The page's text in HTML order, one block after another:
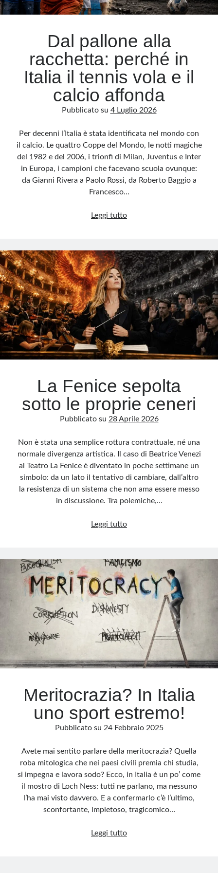
Archivio
Categorie
senza alcuna periodicità. Non può pertanto considerarsi un prodotto editoriale ai
pubblicato dai lettori nei commenti ai vari post. Saranno comunque cancellati quelli
ritenuti offensivi o lesivi dell’immagine o dell’onorabilità di terzi, di genere spam,
razzisti o che contengano dati personali non conformi al rispetto delle norme sulla
privacy. Alcune immagini inserite in questo blog sono tratte da Internet e, pertanto,
considerate di pubblico dominio. Qualora la loro pubblicazione violasse eventuali
diritti d’autore, vi invito a comunicarlo via e-mail a info[at]dinovalle.it e saranno
Accedi
Feed dei contenuti
Feed dei commenti
WordPress.org
Dal pallone alla
racchetta: perché in
Italia il tennis vola e il
calcio affonda
Pubblicato su 4 Luglio 2026
Per decenni l’Italia è stata identificata nel mondo con
il calcio. Le quattro Coppe del Mondo, le notti magiche
del 1982 e del 2006, i trionfi di Milan, Juventus e Inter
in Europa, i campioni che facevano scuola ovunque:
da Gianni Rivera a Paolo Rossi, da Roberto Baggio a
Francesco…
Leggi tuttoDal
racchetta:
perché
in
Italia
il
tennis
e
il
calcio
La Fenice sepolta
sotto le proprie ceneri
Pubblicato su 28 Aprile 2026
Non è stata una semplice rottura contrattuale, né una
normale divergenza artistica. Il caso di Beatrice Venezi
al Teatro La Fenice è diventato in poche settimane un
simbolo: da un lato il tentativo di cambiare, dall’altro
la resistenza di un sistema che non ama essere messo
in discussione. Tra polemiche,…
Leggi tuttoLa
sotto
le
proprie
ceneri
Meritocrazia? In Italia
uno sport estremo!
Pubblicato su 24 Febbraio 2025
Avete mai sentito parlare della meritocrazia? Quella
roba mitologica che nei paesi civili premia chi studia,
si impegna e lavora sodo? Ecco, in Italia è un po’ come
il mostro di Loch Ness: tutti ne parlano, ma nessuno
l’ha mai visto davvero. E a confermarlo c’è l’ultimo,
sconfortante, impietoso, tragicomico…
Leggi tuttoMeritocrazia?